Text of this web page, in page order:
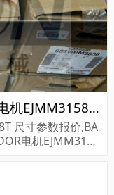
EJMM3158T电机参数,BALDOR电机EJMM3158T重量
尺寸参数报价,BA
电机EJMM3158